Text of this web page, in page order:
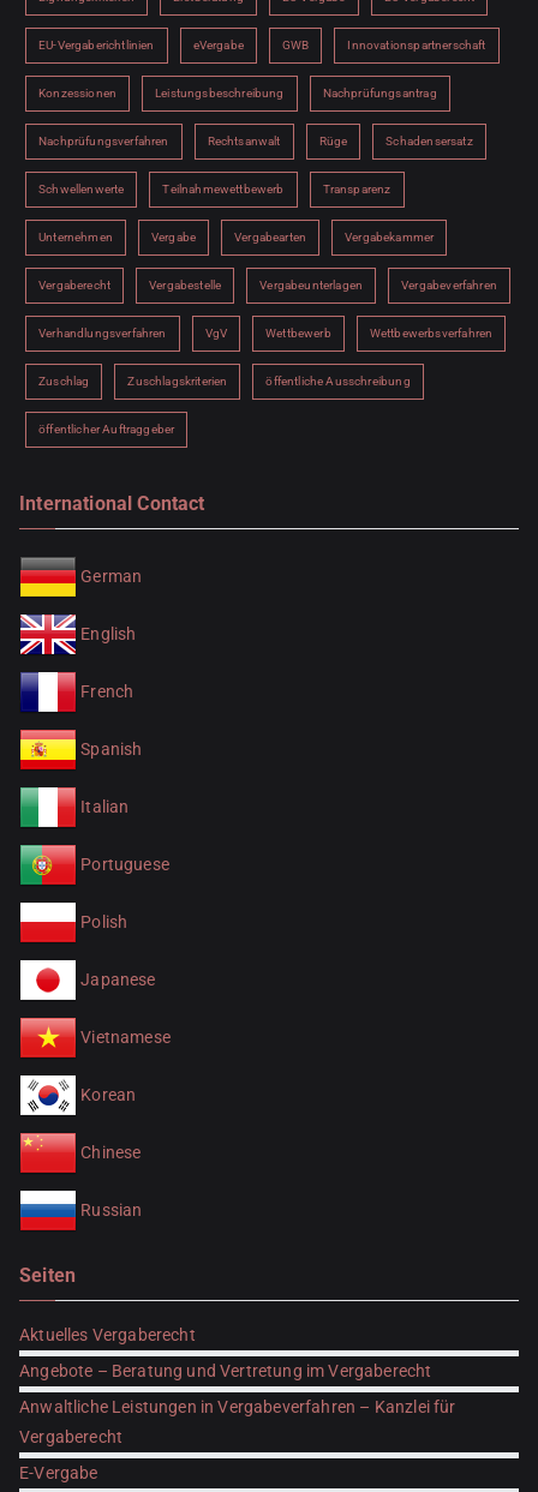
EU-Vergaberichtlinien eVergabe GWB Innovationspartnerschaft
Konzessionen Leistungsbeschreibung Nachprüfungsantrag
Nachprüfungsverfahren Rechtsanwalt Rüge Schadensersatz
Schwellenwerte Teilnahmewettbewerb Transparenz
Unternehmen Vergabe Vergabearten Vergabekammer
Vergaberecht Vergabestelle Vergabeunterlagen Vergabeverfahren
Verhandlungsverfahren VgV Wettbewerb Wettbewerbsverfahren
Zuschlag Zuschlagskriterien öffentliche Ausschreibung
öffentlicher Auftraggeber
International Contact
German
English
French
Spanish
Italian
Portuguese
Polish
Japanese
Vietnamese
Korean
Chinese
Russian
Seiten
Aktuelles Vergaberecht
Angebote – Beratung und Vertretung im Vergaberecht
Anwaltliche Leistungen in Vergabeverfahren – Kanzlei für
Vergaberecht
E-Vergabe